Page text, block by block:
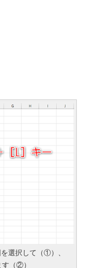
選択して（①）、
す（②）